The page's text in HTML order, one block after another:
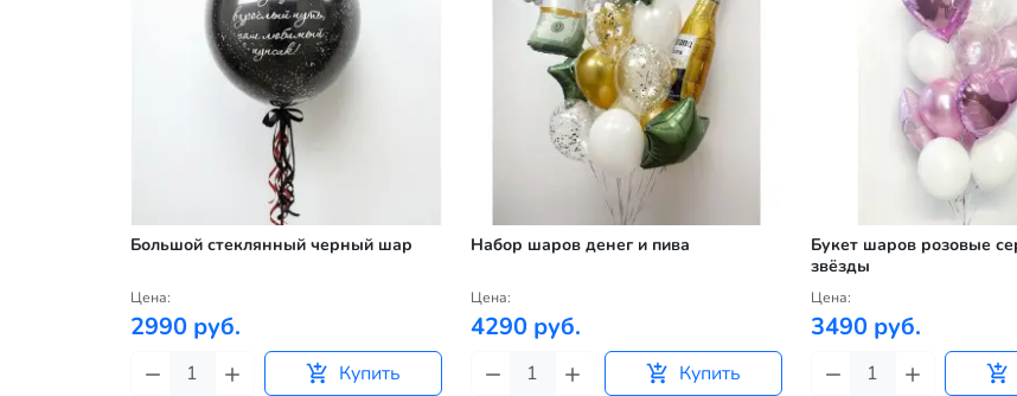
Большой стеклянный черный шар
Цена:
2990 руб.
Купить
Набор шаров денег и пива
Цена:
4290 руб.
Купить
Букет шаров розовые
звёзды
Цена:
3490 руб.